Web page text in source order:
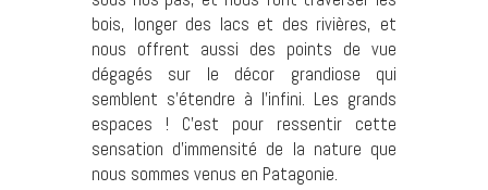
bois, longer des lacs et des rivières, et
nous offrent aussi des points de vue
dégagés sur le décor grandiose qui
semblent s’étendre à l’infini. Les grands
espaces ! C’est pour ressentir cette
sensation d’immensité de la nature que
nous sommes venus en Patagonie.